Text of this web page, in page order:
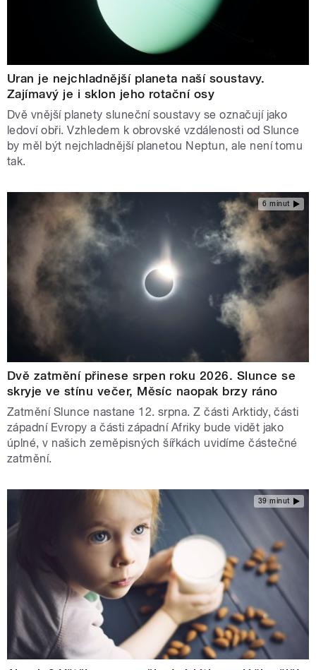
Uran je nejchladnější planeta naší soustavy.
Zajímavý je i sklon jeho rotační osy
Dvě vnější planety sluneční soustavy se označují jako
ledoví obři. Vzhledem k obrovské vzdálenosti od Slunce
by měl být nejchladnější planetou Neptun, ale není tomu
tak.
6 minut
Dvě zatmění přinese srpen roku 2026. Slunce se
skryje ve stínu večer, Měsíc naopak brzy ráno
Zatmění Slunce nastane 12. srpna. Z části Arktidy, části
západní Evropy a části západní Afriky bude vidět jako
úplné, v našich zeměpisných šířkách uvidíme částečné
zatmění.
39 minut